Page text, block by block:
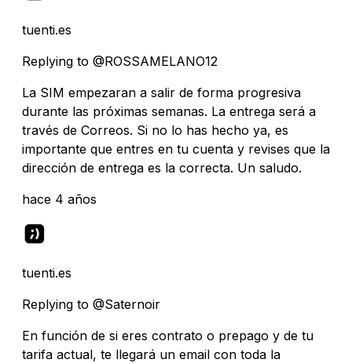
tuenti.es
Replying to @ROSSAMELANO12
La SIM empezaran a salir de forma progresiva
durante las próximas semanas. La entrega será a
través de Correos. Si no lo has hecho ya, es
importante que entres en tu cuenta y revises que la
dirección de entrega es la correcta. Un saludo.
hace 4 años
tuenti.es
Replying to @Saternoir
En función de si eres contrato o prepago y de tu
tarifa actual, te llegará un email con toda la